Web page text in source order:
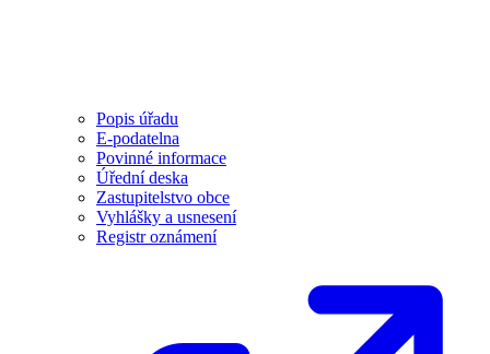
Popis úřadu
E-podatelna
Povinné informace
Úřední deska
Zastupitelstvo obce
Vyhlášky a usnesení
Registr oznámení